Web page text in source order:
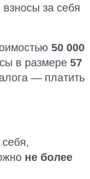
за себя
50 000
в размере 57
— платить
не более